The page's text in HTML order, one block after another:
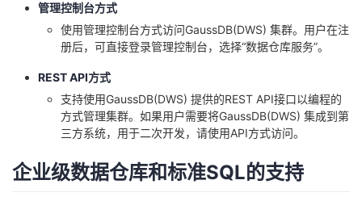
管理控制台方式
使用管理控制台方式访问GaussDB(DWS) 集群。用户在注
册后，可直接登录管理控制台，选择“数据仓库服务”。
REST API方式
支持使用GaussDB(DWS) 提供的REST API接口以编程的
方式管理集群。如果用户需要将GaussDB(DWS) 集成到第
三方系统，用于二次开发，请使用API方式访问。
企业级数据仓库和标准SQL的支持